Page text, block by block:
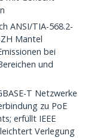
ANSI/TIA-568.2-
Mantel
bei
und
T Netzwerke
zu PoE
erfüllt IEEE
Verlegung